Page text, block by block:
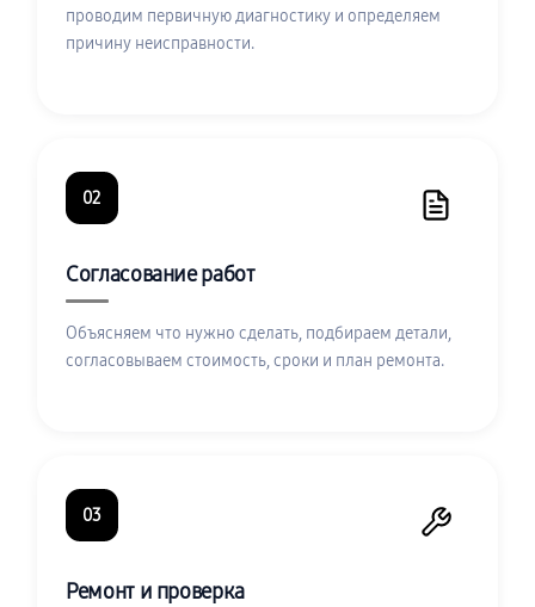
проводим первичную диагностику и определяем
причину неисправности.
02
Согласование работ
Объясняем что нужно сделать, подбираем детали,
согласовываем стоимость, сроки и план ремонта.
03
Ремонт и проверка